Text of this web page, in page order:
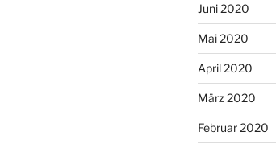
Juni 2020
Mai 2020
April 2020
März 2020
Februar 2020